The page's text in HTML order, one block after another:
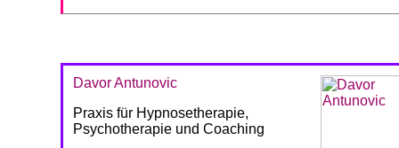
Davor Antunovic
Praxis für Hypnosetherapie,
Psychotherapie und Coaching